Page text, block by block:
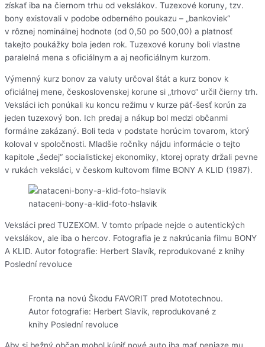
získať iba na čiernom trhu od vekslákov. Tuzexové koruny, tzv.
bony existovali v podobe odberného poukazu – „bankoviek“
v rôznej nominálnej hodnote (od 0,50 po 500,00) a platnosť
takejto poukážky bola jeden rok. Tuzexové koruny boli vlastne
paralelná mena s oficiálnym a aj neoficiálnym kurzom.
Výmenný kurz bonov za valuty určoval štát a kurz bonov k
oficiálnej mene, československej korune si „trhovo“ určil čierny trh.
Veksláci ich ponúkali ku koncu režimu v kurze päť-šesť korún za
jeden tuzexový bon. Ich predaj a nákup bol medzi občanmi
formálne zakázaný. Boli teda v podstate horúcim tovarom, ktorý
koloval v spoločnosti. Mladšie ročníky nájdu informácie o tejto
kapitole „šedej“ socialistickej ekonomiky, ktorej opraty držali pevne
v rukách veksláci, v českom kultovom filme BONY A KLID (1987).
nataceni-bony-a-klid-foto-hslavik
Veksláci pred TUZEXOM. V tomto prípade nejde o autentických
vekslákov, ale iba o hercov. Fotografia je z nakrúcania filmu BONY
A KLID. Autor fotografie: Herbert Slavík, reprodukované z knihy
Poslední revoluce
Fronta na novú Škodu FAVORIT pred Mototechnou.
Autor fotografie: Herbert Slavík, reprodukované z
knihy Poslední revoluce